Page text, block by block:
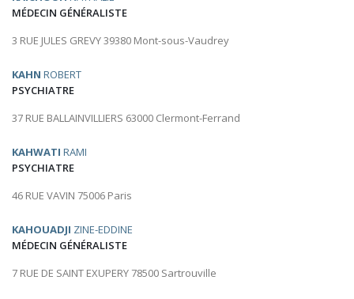
MÉDECIN GÉNÉRALISTE
3 RUE JULES GREVY 39380 Mont-sous-Vaudrey
KAHN ROBERT
PSYCHIATRE
37 RUE BALLAINVILLIERS 63000 Clermont-Ferrand
KAHWATI RAMI
PSYCHIATRE
46 RUE VAVIN 75006 Paris
KAHOUADJI ZINE-EDDINE
MÉDECIN GÉNÉRALISTE
7 RUE DE SAINT EXUPERY 78500 Sartrouville